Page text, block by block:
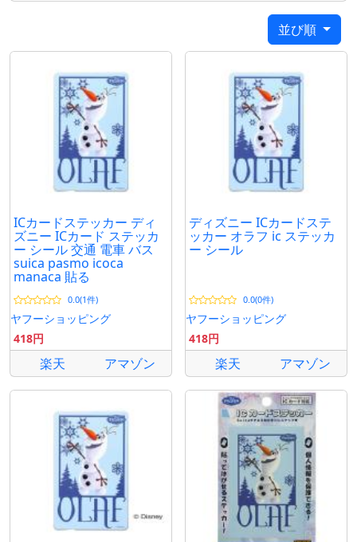
並び順
ICカードステッカー ディ
ズニー ICカード ステッカ
ー シール 交通 電車 バス
suica pasmo icoca
manaca 貼る
0.0(1件)
ヤフーショッピング
418円
楽天 アマゾン
ディズニー ICカードステ
ッカー オラフ ic ステッカ
ー シール
0.0(0件)
ヤフーショッピング
418円
楽天 アマゾン